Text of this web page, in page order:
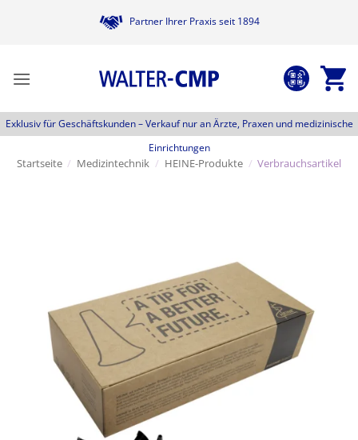
Partner Ihrer Praxis seit 1894
Exklusiv für Geschäftskunden –Verkauf nur an Ärzte, Praxen und medizinische
Einrichtungen
Startseite / Medizintechnik / HEINE-Produkte / Verbrauchsartikel